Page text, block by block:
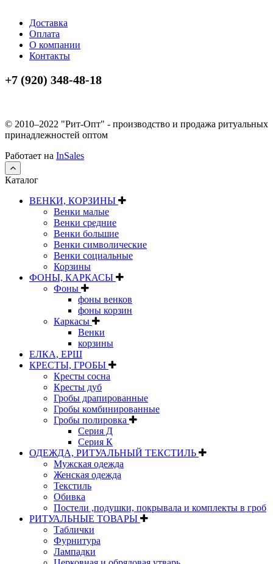
Доставка
Оплата
О компании
Контакты
+7 (920) 348-48-18
© 2010–2022 "Рит-Опт" - производство и продажа ритуальных
принадлежностей оптом
Работает на InSales
Каталог
ВЕНКИ, КОРЗИНЫ
Венки малые
Венки средние
Венки большие
Венки символические
Венки социальные
Корзины
ФОНЫ, КАРКАСЫ
Фоны
фоны венков
фоны корзин
Каркасы
Венки
корзины
ЕЛКА, ЕРШ
КРЕСТЫ, ГРОБЫ
Кресты сосна
Кресты дуб
Гробы драпированные
Гробы комбинированные
Гробы полировка
Серия Д
Серия К
ОДЕЖДА, РИТУАЛЬНЫЙ ТЕКСТИЛЬ
Мужская одежда
Женская одежда
Текстиль
Обивка
Постели ,подушки, покрывала и комплекты в гроб
РИТУАЛЬНЫЕ ТОВАРЫ
Таблички
Фурнитура
Лампадки